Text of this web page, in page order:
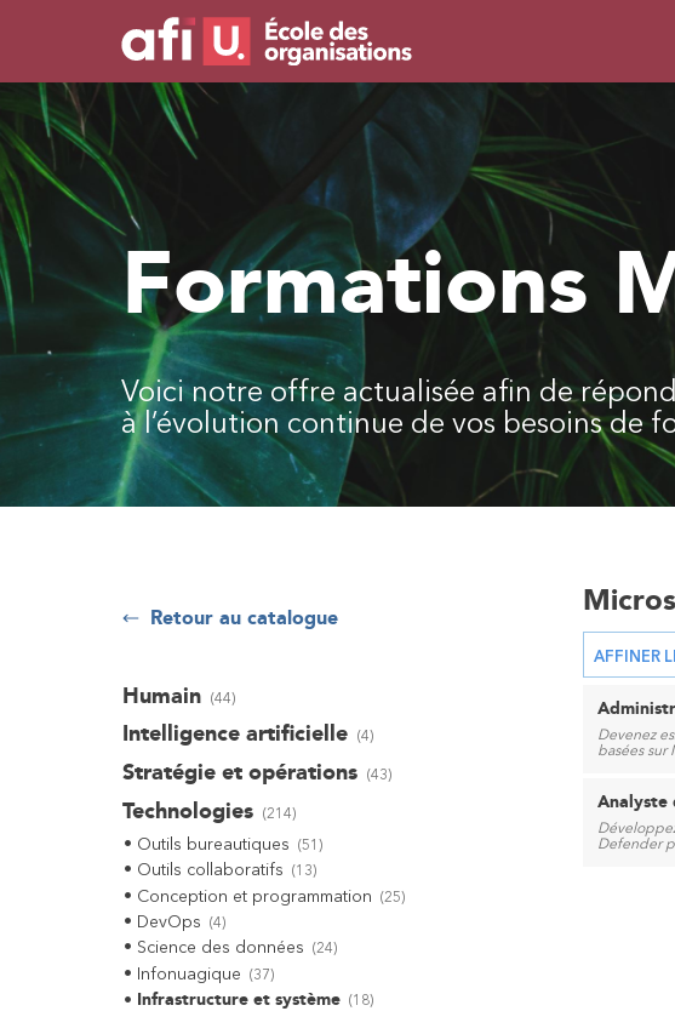
Formations
Voici notre offre actualisée afin de
à l’évolution continue de vos besoins de
Retour au catalogue
Humain (44)
Intelligence artificielle (4)
Stratégie et opérations (43)
Technologies (214)
Outils bureautiques (51 )
Outils collaboratifs (13)
Conception et programmation (25)
DevOps (4)
Science des données (24)
Infonuagique (37)
Infrastructure et système (18)
AFFINER
Devenez
basées sur
Analyste
Defender